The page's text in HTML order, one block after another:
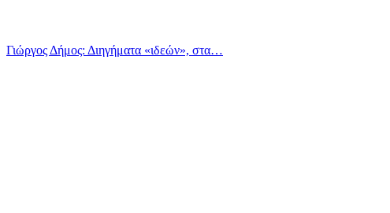
Γιώργος Δήμος: Διηγήματα «ιδεών», στα…